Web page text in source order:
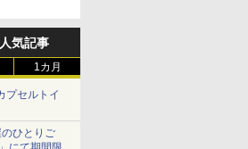
気記事
1カ月
プセルトイ
ひとりご